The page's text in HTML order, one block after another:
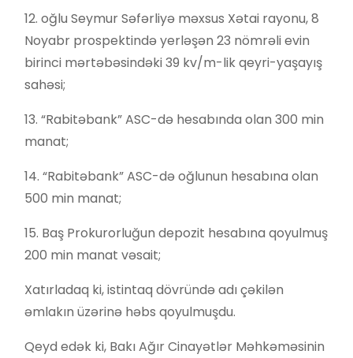
12. oğlu Seymur Səfərliyə məxsus Xətai rayonu, 8
Noyabr prospektində yerləşən 23 nömrəli evin
birinci mərtəbəsindəki 39 kv/m-lik qeyri-yaşayış
sahəsi;
13. “Rabitəbank” ASC-də hesabında olan 300 min
manat;
14. “Rabitəbank” ASC-də oğlunun hesabına olan
500 min manat;
15. Baş Prokurorluğun depozit hesabına qoyulmuş
200 min manat vəsait;
Xatırladaq ki, istintaq dövründə adı çəkilən
əmlakın üzərinə həbs qoyulmuşdu.
Qeyd edək ki, Bakı Ağır Cinayətlər Məhkəməsinin